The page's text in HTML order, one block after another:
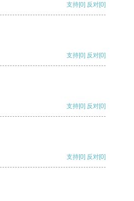
支持[0] 反对[0]
支持[0] 反对[0]
支持[0] 反对[0]
支持[0] 反对[0]